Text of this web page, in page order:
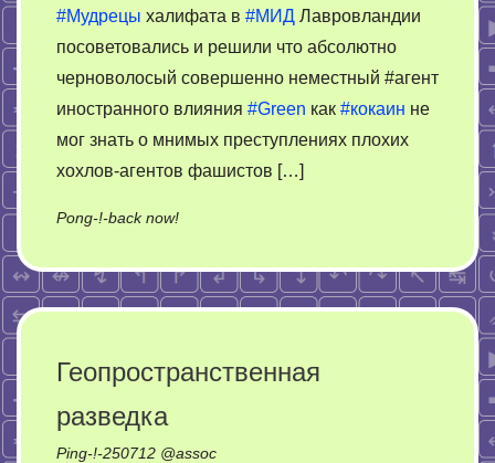
#Мудрецы халифата в #МИД Лавровландии
посоветовались и решили что абсолютно
черноволосый совершенно неместный #агент
иностранного влияния #Green как #кокаин не
мог знать о мнимых преступлениях плохих
хохлов-агентов фашистов […]
Pong-!-back now!on
нерусь
над
Геопространственная
разведка
Ping-!-250712 @assoc